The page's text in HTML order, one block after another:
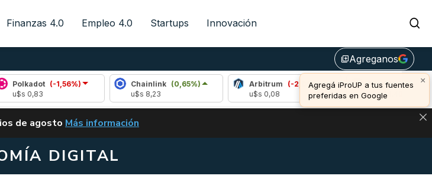
Finanzas 4.0 Empleo 4.0 Startups Innovación
library_addAgreganos
×
Agregá iProUP a tus fuentes
preferidas en Google
(-1,56%)
Chainlink (0,65%)
Arbitrum
(-2,09%)
Bitcoin (-0,44%)
u$s 64.403,00
ALERTA
de agosto VUELVE EL CARRY TRADE DE BITCOIN Y ESTA SEÑAL DEFINE LOS PRECIOS DE
Más información
DIGITAL